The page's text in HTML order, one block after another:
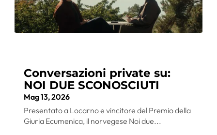
Conversazioni private su:
NOI DUE SCONOSCIUTI
Mag 13, 2026
Presentato a Locarno e vincitore del Premio della
Giuria Ecumenica, il norvegese Noi due...